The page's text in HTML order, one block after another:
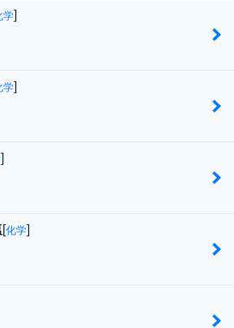
学]
学]
]
[化学]